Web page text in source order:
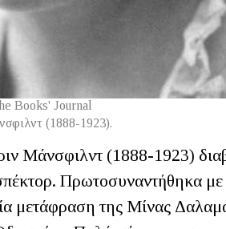
Books' Journal
(1888-1923).
Μάνσφιλντ (1888-1923)
Πρωτοσυναντήθηκα με
μετάφραση της Μίνας